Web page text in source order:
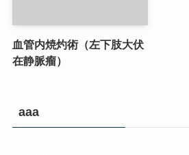
血管内焼灼術（左下肢大伏
在静脈瘤）
aaa